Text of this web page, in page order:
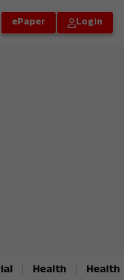
ePaper Login
Health Health